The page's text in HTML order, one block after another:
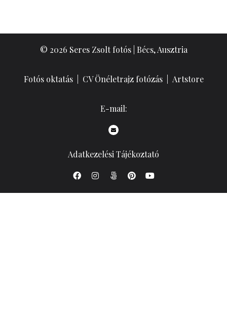
© 2026 Seres Zsolt fotós | Bécs, Ausztria
Fotós oktatás| CV Önéletrajz fotózás Artstore
E-mail:
Adatkezelési Tájékoztató